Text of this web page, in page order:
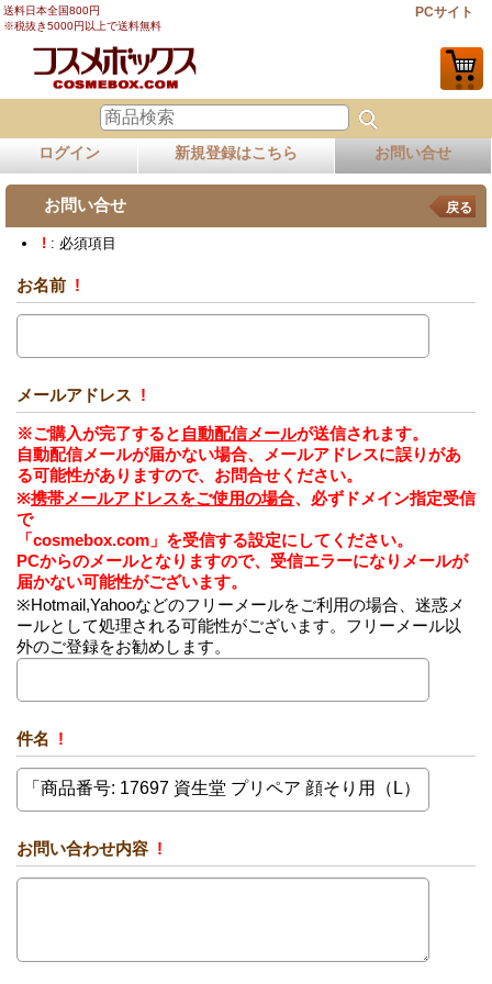
送料日本全国800円
※税抜き5000円以上で送料無料
PCサイト
ログイン 新規登録はこちら お問い合せ
お問い合せ 戻る
! : 必須項目
お名前 !
メールアドレス !
※ご購入が完了すると 自動配信メールが送信されます。
自動配信メールが届かない場合、メールアドレスに誤りがあ
る可能性がありますので、お問合せください。
※携帯メールアドレスをご使用の場合、必ずドメイン指定受信
で
「cosmebox.com」を受信する設定にしてください。
PCからのメールとなりますので、受信エラーになりメールが
届かない可能性がございます。
※Hotmail,Yahooなどのフリーメールをご利用の場合、迷惑メ
ールとして処理される可能性がございます。フリーメール以
外のご登録をお勧めします。
件名 !
お問い合わせ内容 !